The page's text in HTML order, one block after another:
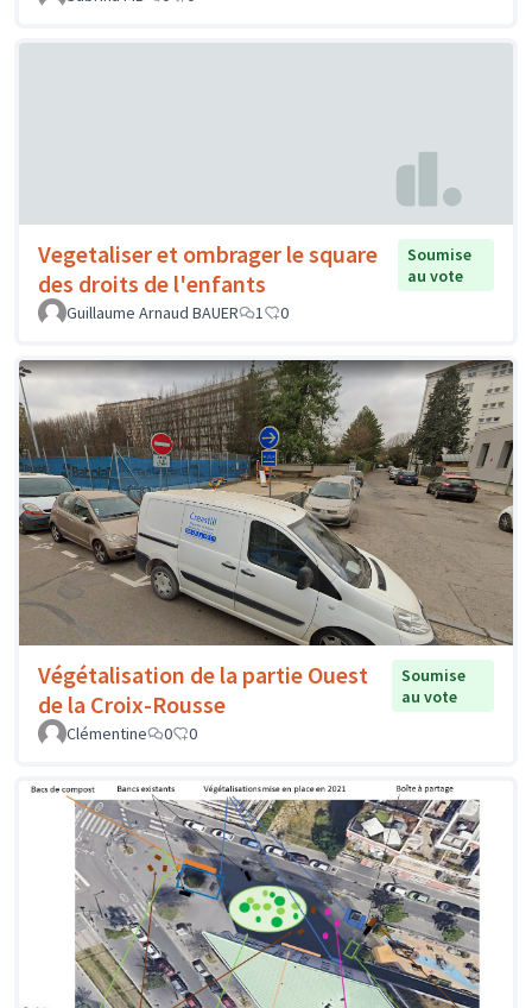
Vegetaliser et ombrager le square
des droits de l'enfants
Soumise
au vote
Guillaume Arnaud BAUER
1 0
Végétalisation de la partie Ouest
de la Croix-Rousse
Soumise
au vote
Clémentine
0 0